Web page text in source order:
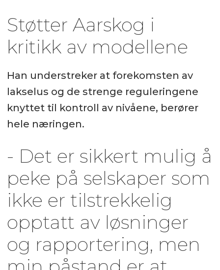
Støtter Aarskog i
kritikk av modellene
Han understreker at forekomsten av
lakselus og de strenge reguleringene
knyttet til kontroll av nivåene, berører
hele næringen.
- Det er sikkert mulig å
peke på selskaper som
ikke er tilstrekkelig
opptatt av løsninger
og rapportering, men